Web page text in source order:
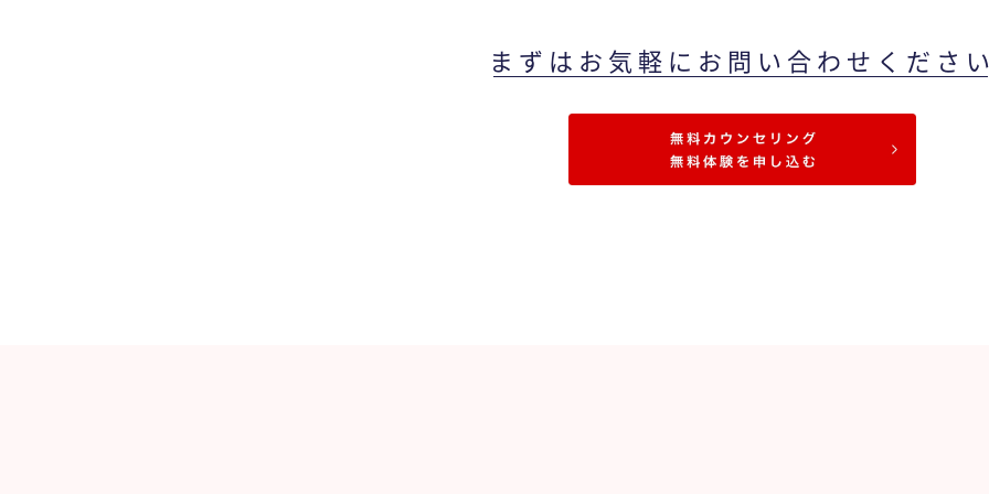
まずはお気軽にお問い合わせくださ